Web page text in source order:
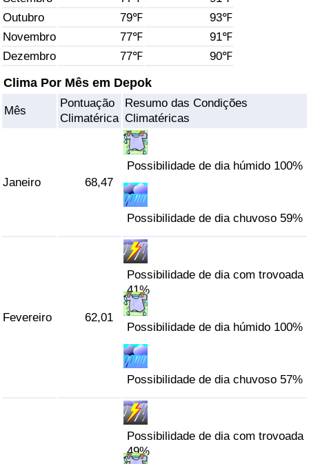
Outubro
79℉
93℉
Novembro
77℉
91℉
Dezembro
77℉ 90℉
Clima Por Mês em Depok
Mês
Pontuação
Climatérica
Resumo das Condições
Climatéricas
Janeiro 68,47
Possibilidade de dia húmido 100%
Possibilidade de dia chuvoso 59%
Fevereiro 62,01
Possibilidade de dia com trovoada
41%
Possibilidade de dia húmido 100%
Possibilidade de dia chuvoso 57%
Possibilidade de dia com trovoada
49%
Saúde
Indicador de Saúde (Atual)
Indicador de Saúde por País
Indicador de Poluição (Atual)
Indicador de Poluição por País
Indicador de Trânsito (Atual)
Indicador de Trânsito por País